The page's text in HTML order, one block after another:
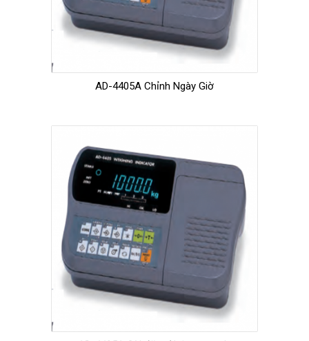
AD-4405A Chỉnh Ngày Giờ